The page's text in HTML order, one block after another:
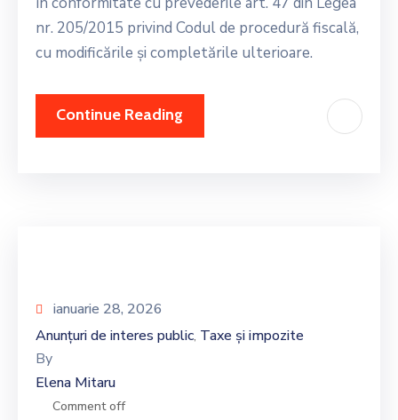
nr. 205/2015 privind Codul de procedură fiscală,
cu modificările și completările ulterioare.
Continue Reading
ianuarie 28, 2026
Anunțuri de interes public‚ Taxe și impozite
By
Elena Mitaru
Comment off